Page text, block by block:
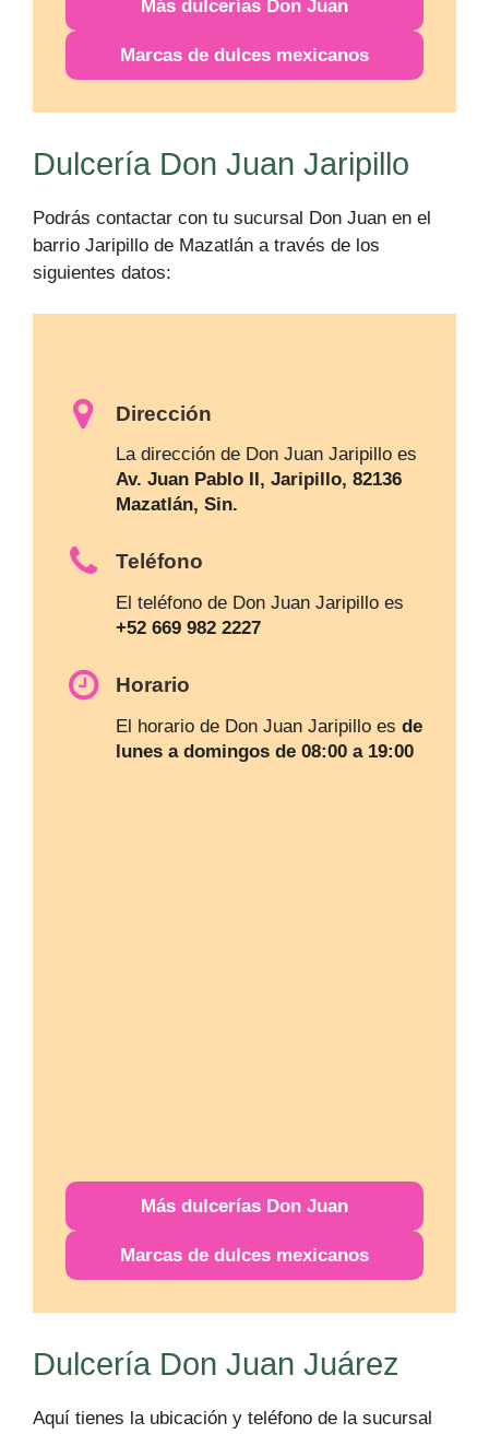
Más dulcerías Don Juan
Marcas de dulces mexicanos
Dulcería Don Juan Jaripillo
Podrás contactar con tu sucursal Don Juan en el
barrio Jaripillo de Mazatlán a través de los
siguientes datos:
Dirección
La dirección de Don Juan Jaripillo es
Av. Juan Pablo II, Jaripillo, 82136
Mazatlán, Sin.
Teléfono
El teléfono de Don Juan Jaripillo es
+52 669 982 2227
Horario
El horario de Don Juan Jaripillo es de
lunes a domingos de 08:00 a 19:00
Más dulcerías Don Juan
Marcas de dulces mexicanos
Dulcería Don Juan Juárez
Aquí tienes la ubicación y teléfono de la sucursal